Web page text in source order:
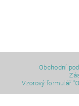
Obchodní
Vzorový formulář